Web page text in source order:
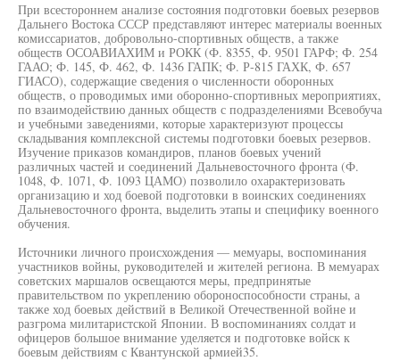
При всестороннем анализе состояния подготовки боевых резервов
Дальнего Востока СССР представляют интерес материалы военных
комиссариатов, добровольно-спортивных обществ, а также
обществ ОСОАВИАХИМ и РОКК (Ф. 8355, Ф. 9501 ГАРФ; Ф. 254
ГААО; Ф. 145, Ф. 462, Ф. 1436 ГАПК; Ф. Р-815 ГАХК, Ф. 657
ГИАСО), содержащие сведения о численности оборонных
обществ, о проводимых ими оборонно-спортивных мероприятиях,
по взаимодействию данных обществ с подразделениями Всевобуча
и учебными заведениями, которые характеризуют процессы
складывания комплексной системы подготовки боевых резервов.
Изучение приказов командиров, планов боевых учений
различных частей и соединений Дальневосточного фронта (Ф.
1048, Ф. 1071, Ф. 1093 ЦАМО) позволило охарактеризовать
организацию и ход боевой подготовки в воинских соединениях
Дальневосточного фронта, выделить этапы и специфику военного
обучения.
Источники личного происхождения — мемуары, воспоминания
участников войны, руководителей и жителей региона. В мемуарах
советских маршалов освещаются меры, предпринятые
правительством по укреплению обороноспособности страны, а
также ход боевых действий в Великой Отечественной войне и
разгрома милитаристской Японии. В воспоминаниях солдат и
офицеров большое внимание уделяется и подготовке войск к
боевым действиям с Квантунской армией35.